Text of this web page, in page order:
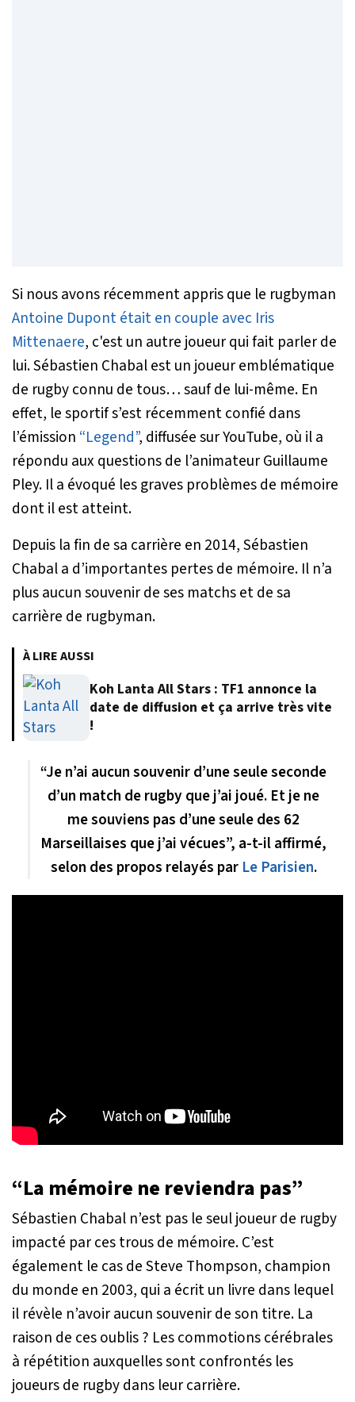
Si nous avons récemment appris que le rugbyman
Antoine Dupont était en couple avec Iris
Mittenaere, c'est un autre joueur qui fait parler de
lui. Sébastien Chabal est un joueur emblématique
de rugby connu de tous… sauf de lui-même. En
effet, le sportif s’est récemment confié dans
l’émission “Legend”, diffusée sur YouTube, où il a
répondu aux questions de l’animateur Guillaume
Pley. Il a évoqué les graves problèmes de mémoire
dont il est atteint.
Depuis la fin de sa carrière en 2014, Sébastien
Chabal a d’importantes pertes de mémoire. Il n’a
plus aucun souvenir de ses matchs et de sa
carrière de rugbyman.
À LIRE AUSSI
Koh Lanta All Stars : TF1 annonce la
date de diffusion et ça arrive très vite
!
“Je n’ai aucun souvenir d’une seule seconde
d’un match de rugby que j’ai joué. Et je ne
me souviens pas d’une seule des 62
Marseillaises que j’ai vécues”, a-t-il affirmé,
selon des propos relayés par Le Parisien.
“La mémoire ne reviendra pas”
Sébastien Chabal n’est pas le seul joueur de rugby
impacté par ces trous de mémoire. C’est
également le cas de Steve Thompson, champion
du monde en 2003, qui a écrit un livre dans lequel
il révèle n’avoir aucun souvenir de son titre. La
raison de ces oublis ? Les commotions cérébrales
à répétition auxquelles sont confrontés les
joueurs de rugby dans leur carrière.